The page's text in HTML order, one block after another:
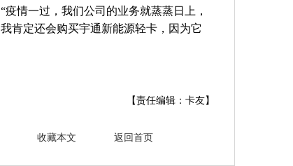
情一过，我们公司的业务就蒸蒸日上，
肯定还会购买宇通新能源轻卡，因为它
【责任编辑：卡友】
收藏本文 返回首页